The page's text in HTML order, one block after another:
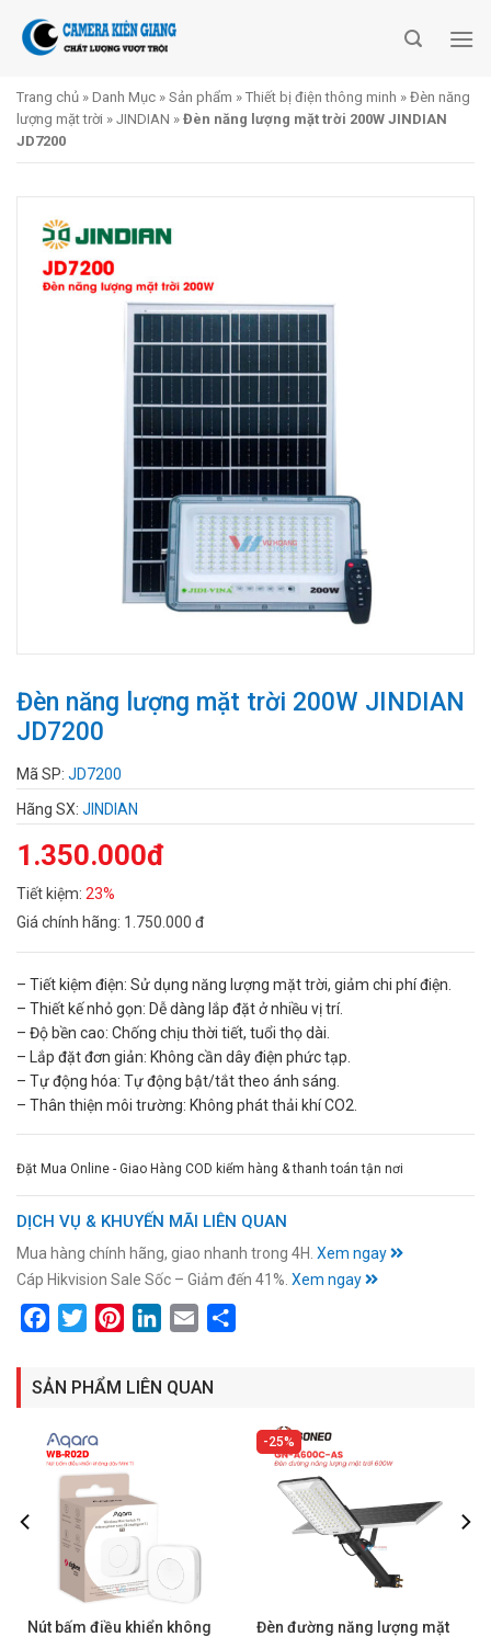
Trang chủ » Danh Mục » Sản phẩm » Thiết bị điện thông minh » Đèn năng
lượng mặt trời » JINDIAN » Đèn năng lượng mặt trời 200W JINDIAN
JD7200
Đèn năng lượng mặt trời 200W JINDIAN
JD7200
Mã SP: JD7200
Hãng SX: JINDIAN
1.350.000đ
Tiết kiệm: 23%
Giá chính hãng: 1.750.000 đ
– Tiết kiệm điện: Sử dụng năng lượng mặt trời, giảm chi phí điện.
– Thiết kế nhỏ gọn: Dễ dàng lắp đặt ở nhiều vị trí.
– Độ bền cao: Chống chịu thời tiết, tuổi thọ dài.
– Lắp đặt đơn giản: Không cần dây điện phức tạp.
– Tự động hóa: Tự động bật/tắt theo ánh sáng.
– Thân thiện môi trường: Không phát thải khí CO2.
Đặt Mua Online - Giao Hàng COD kiểm hàng & thanh toán tận nơi
DỊCH VỤ & KHUYẾN MÃI LIÊN QUAN
Mua hàng chính hãng, giao nhanh trong 4H. Xem ngay
Cáp Hikvision Sale Sốc – Giảm đến 41%. Xem ngay
FacebookTwitterPinterestLinkedIn
Email
SẢN PHẨM LIÊN QUAN
Nút bấm điều khiển không
25%
Đèn đường năng lượng mặt